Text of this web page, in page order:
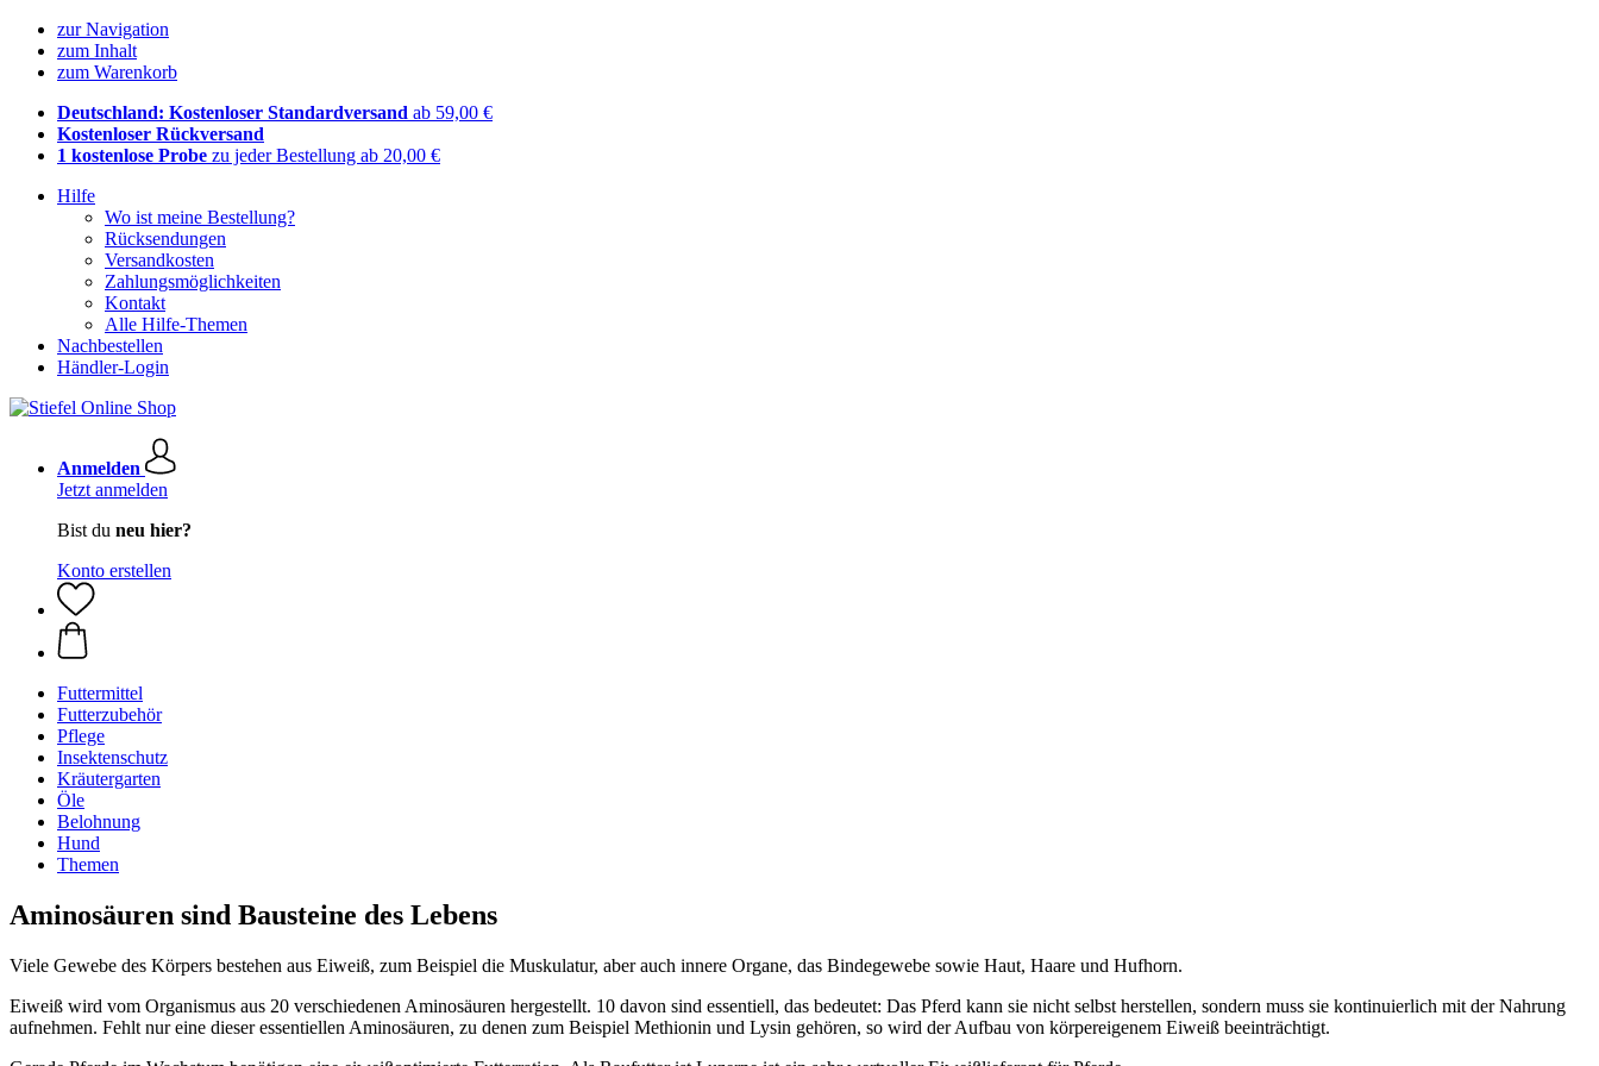
zur Navigation
zum Inhalt
zum Warenkorb
Deutschland: Kostenloser Standardversand ab 59,00 €
Kostenloser Rückversand
1 kostenlose Probe zu jeder Bestellung ab 20,00 €
Hilfe
Wo ist meine Bestellung?
Rücksendungen
Versandkosten
Zahlungsmöglichkeiten
Kontakt
Alle Hilfe-Themen
Nachbestellen
Händler-Login
Anmelden
Jetzt anmelden
Bist du neu hier?
Konto erstellen
Futtermittel
Futterzubehör
Pflege
Insektenschutz
Kräutergarten
Öle
Belohnung
Hund
Themen
Aminosäuren sind Bausteine des Lebens
Viele Gewebe des Körpers bestehen aus Eiweiß, zum Beispiel die Muskulatur, aber auch innere Organe, das Bindegewebe sowie Haut, Haare und Hufhorn.
Eiweiß wird vom Organismus aus 20 verschiedenen Aminosäuren hergestellt. 10 davon sind essentiell, das bedeutet: Das Pferd kann sie nicht selbst herstellen, sondern muss sie kontinuierlich mit der Nahrung
aufnehmen. Fehlt nur eine dieser essentiellen Aminosäuren, zu denen zum Beispiel Methionin und Lysin gehören, so wird der Aufbau von körpereigenem Eiweiß beeinträchtigt.